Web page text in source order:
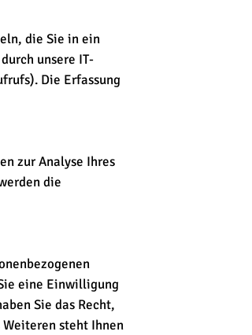
die Sie in ein
unsere IT-
Die Erfassung
zur Analyse Ihres
die
eine Einwilligung
Sie das Recht,
steht Ihnen